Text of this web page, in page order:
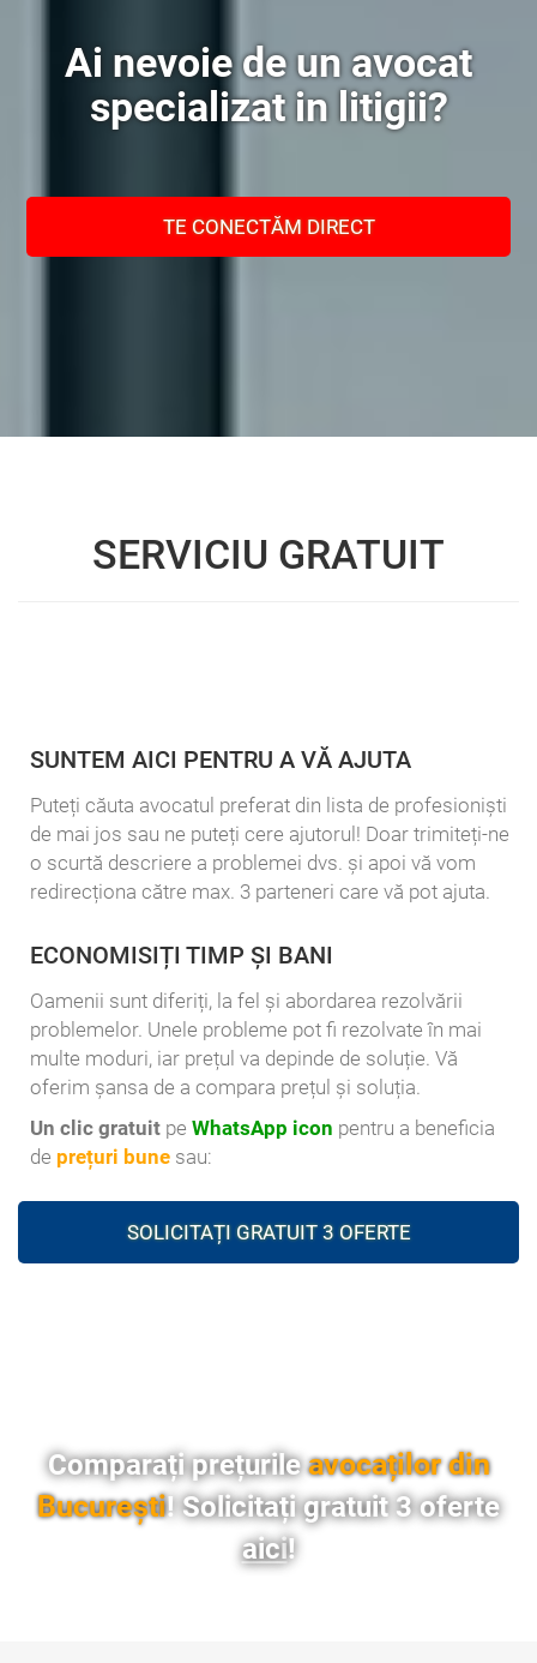
Ai nevoie de un avocat
specializat in litigii?
TE CONECTĂM DIRECT
SERVICIU GRATUIT
SUNTEM AICI PENTRU A VĂ AJUTA
Puteți căuta avocatul preferat din lista de profesioniști
de mai jos sau ne puteți cere ajutorul! Doar trimiteți-ne
o scurtă descriere a problemei dvs. și apoi vă vom
redirecționa către max. 3 parteneri care vă pot ajuta.
ECONOMISIȚI TIMP ȘI BANI
Oamenii sunt diferiți, la fel și abordarea rezolvării
problemelor. Unele probleme pot fi rezolvate în mai
multe moduri, iar prețul va depinde de soluție. Vă
oferim șansa de a compara prețul și soluția.
Un clic gratuit pe WhatsApp icon pentru a beneficia
de prețuri bune sau:
SOLICITAȚI GRATUIT 3 OFERTE
Comparați prețurileavocaților din
București! Solicitați gratuit 3 oferte
aici!